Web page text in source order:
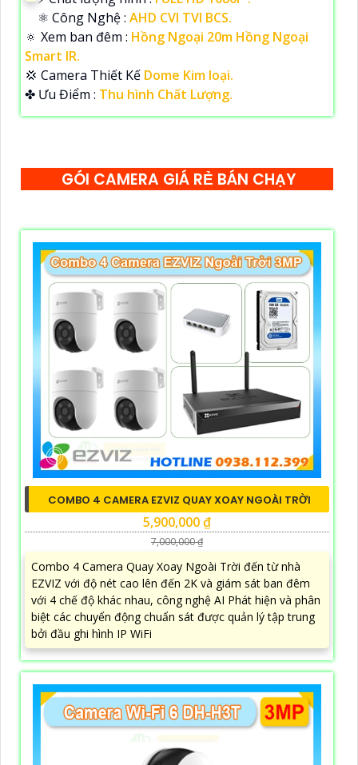
⚛️ Công Nghệ : AHD CVI TVI BCS.
🔅 Xem ban đêm : Hồng Ngoại 20m Hồng Ngoại
Smart IR.
💢 Camera Thiết Kế Dome Kim loại.
️✤ Ưu Điểm : Thu hình Chất Lượng.
GÓI CAMERA GIÁ RẺ BÁN CHẠY
COMBO 4 CAMERA EZVIZ QUAY XOAY NGOÀI TRỜI
5,900,000 ₫
7,000,000 ₫
Combo 4 Camera Quay Xoay Ngoài Trời đến từ nhà
EZVIZ với độ nét cao lên đến 2K và giám sát ban đêm
với 4 chế độ khác nhau, công nghệ AI Phát hiện và phân
biệt các chuyển động chuẩn sát được quản lý tập trung
bởi đầu ghi hình IP WiFi